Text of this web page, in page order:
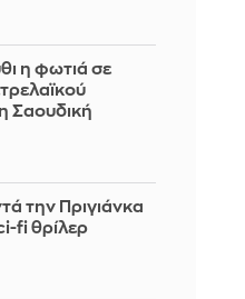
η φωτιά σε
Σαουδική
την Πριγιάνκα
fi θρίλερ